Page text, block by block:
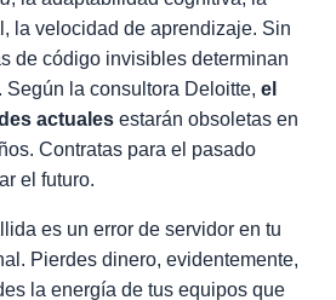
la velocidad de aprendizaje. Sin
de código invisibles determinan
Según la consultora Deloitte, el
actuales estarán obsoletas en
Contratas para el pasado
el futuro.
es un error de servidor en tu
Pierdes dinero, evidentemente,
la energía de tus equipos que